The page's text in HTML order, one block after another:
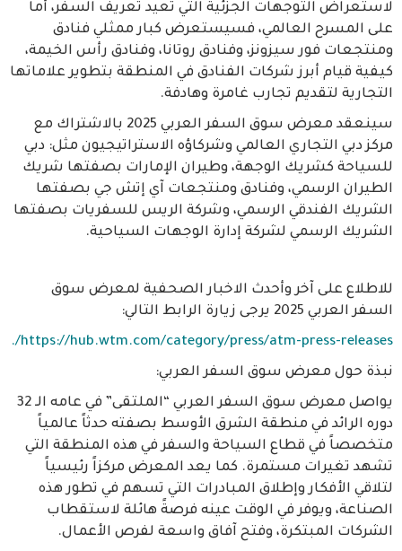
لاستعراض التوجهات الجزئية التي تُعيد تعريف السفر، أما
على المسرح العالمي، فسيستعرض كبار ممثلي فنادق
ومنتجعات فور سيزونز، وفنادق روتانا، وفنادق رأس الخيمة،
كيفية قيام أبرز شركات الفنادق في المنطقة بتطوير علاماتها
التجارية لتقديم تجارب غامرة وهادفة.
سينعقد معرض سوق السفر العربي 2025 بالاشتراك مع
مركز دبي التجاري العالمي وشركاؤه الاستراتيجيون مثل: دبي
للسياحة كشريك الوجهة، وطيران الإمارات بصفتها شريك
الطيران الرسمي، وفنادق ومنتجعات آي إتش جي بصفتها
الشريك الفندقي الرسمي، وشركة الريس للسفريات بصفتها
الشريك الرسمي لشركة إدارة الوجهات السياحية.
للاطلاع على آخر وأحدث الاخبار الصحفية لمعرض سوق
السفر العربي 2025 يرجى زيارة الرابط التالي:
https://hub.wtm.com/category/press/atm-press-releases/.
نبذة حول معرض سوق السفر العربي:
يواصل معرض سوق السفر العربي “الملتقى” في عامه الـ 32
دوره الرائد في منطقة الشرق الأوسط بصفته حدثاً عالمياً
متخصصاً في قطاع السياحة والسفر في هذه المنطقة التي
تشهد تغيرات مستمرة. كما يعد المعرض مركزاً رئيسياً
لتلاقي الأفكار وإطلاق المبادرات التي تسهم في تطور هذه
الصناعة، ويوفر في الوقت عينه فرصةً هائلة لاستقطاب
الشركات المبتكرة، وفتح آفاق واسعة لفرص الأعمال.